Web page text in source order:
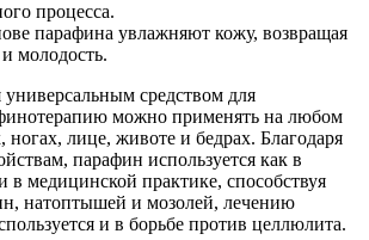
процесса.
парафина увлажняют кожу, возвращая
молодость.
средством для
можно применять на любом
ногах, лице, животе и бедрах. Благодаря
парафин используется как в
в медицинской практике, способствуя
натоптышей и мозолей, лечению
и в борьбе против целлюлита.